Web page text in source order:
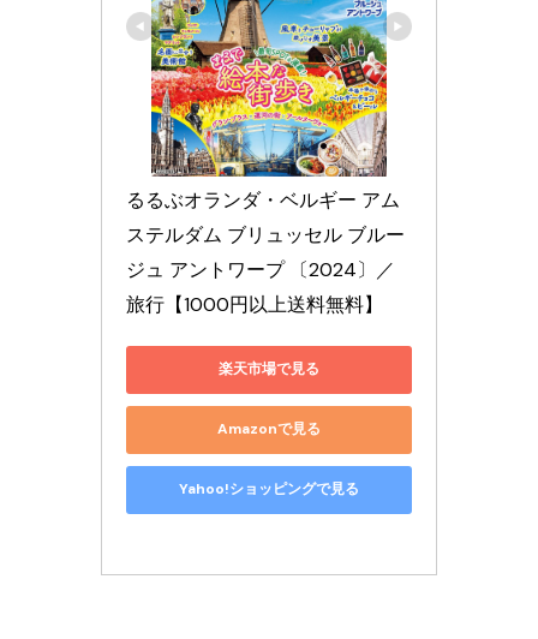
るるぶオランダ・ベルギー アム
ステルダム ブリュッセル ブルー
ジュ アントワープ 〔2024〕／
旅行【1000円以上送料無料】
楽天市場で見る
Amazonで見る
Yahoo!ショッピングで見る